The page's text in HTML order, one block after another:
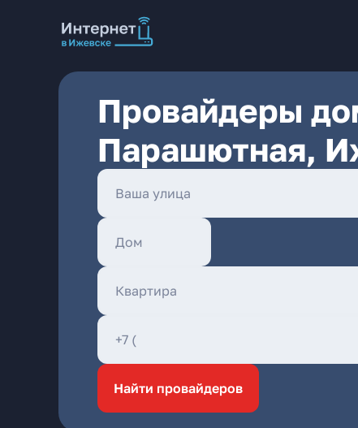
Провайдеры
Парашютная,
Найти провайдеров